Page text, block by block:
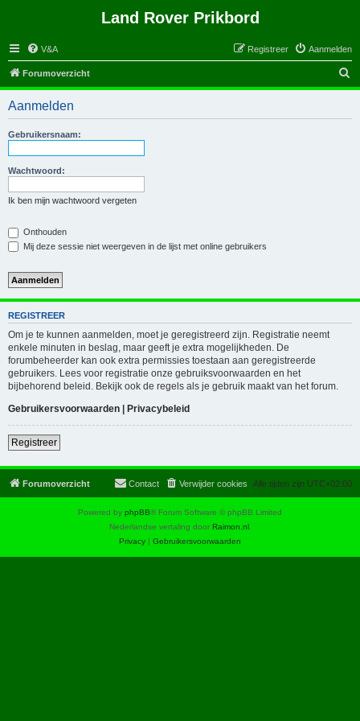
Land Rover Prikbord
V&A Aanmelden
Registreer
Forumoverzicht
o
Aanmelden
Gebruikersnaam:
Wachtwoord:
Ik ben mijn wachtwoord vergeten
Onthouden
Mij deze sessie niet weergeven in de lijst met online gebruikers
REGISTREER
Om je te kunnen aanmelden, moet je geregistreerd zijn. Registratie neemt
enkele minuten in beslag, maar geeft je extra mogelijkheden. De
forumbeheerder kan ook extra permissies toestaan aan geregistreerde
gebruikers. Lees voor registratie onze gebruiksvoorwaarden en het
bijbehorend beleid. Bekijk ook de regels als je gebruik maakt van het forum.
Gebruikersvoorwaarden | Privacybeleid
Registreer
Forumoverzicht Alle tijden zijn UTC+02:00
Verwijder cookies
Contact
Powered by phpBB® Forum Software © phpBB Limited
Nederlandse vertaling door Raimon.nl.
Privacy | Gebruikersvoorwaarden